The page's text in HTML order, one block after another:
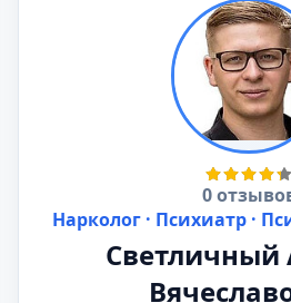
0
Нарколог · Психиатр ·
Светличный